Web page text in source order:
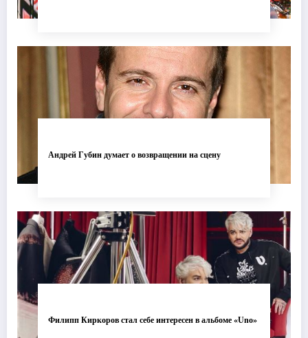
Андрей Губин думает о возвращении на сцену
Филипп Киркоров стал себе интересен в альбоме «Uno»